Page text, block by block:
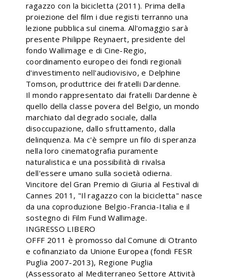
ragazzo con la bicicletta (2011). Prima della
proiezione del film i due registi terranno una
lezione pubblica sul cinema. All'omaggio sarà
presente Philippe Reynaert, presidente del
fondo Wallimage e di Cine-Regio,
coordinamento europeo dei fondi regionali
d'investimento nell'audiovisivo, e Delphine
Tomson, produttrice dei fratelli Dardenne.
Il mondo rappresentato dai fratelli Dardenne è
quello della classe povera del Belgio, un mondo
marchiato dal degrado sociale, dalla
disoccupazione, dallo sfruttamento, dalla
delinquenza. Ma c'è sempre un filo di speranza
nella loro cinematografia puramente
naturalistica e una possibilità di rivalsa
dell'essere umano sulla società odierna.
Vincitore del Gran Premio di Giuria al Festival di
Cannes 2011, "Il ragazzo con la bicicletta" nasce
da una coproduzione Belgio-Francia-Italia e il
sostegno di Film Fund Wallimage.
INGRESSO LIBERO
OFFF 2011 è promosso dal Comune di Otranto
e cofinanziato da Unione Europea (fondi FESR
Puglia 2007-2013), Regione Puglia
(Assessorato al Mediterraneo Settore Attività